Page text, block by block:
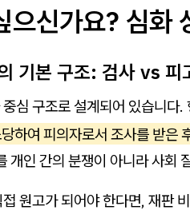
으신가요? 심
기본 구조: 검사 vs 피
심 구조로 설계되어 있습니다
하여 피의자로서 조사를 받은
개인 간의 분쟁이 아니라 사회
원고가 되어야 한다면, 재판